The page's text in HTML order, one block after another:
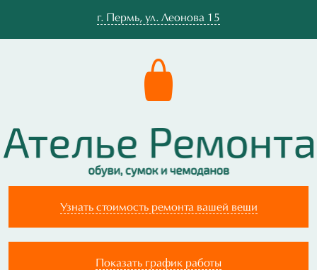
г. Пермь, ул. Леонова 15
Узнать стоимость ремонта вашей вещи
Показать график работы